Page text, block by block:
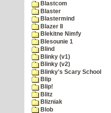
Blastcom
Blaster
Blastermind
Blazer II
Blekitne Nimfy
Blesounie 1
Blind
Blinky (v1)
Blinky (v2)
Blinky's Scary School
Blip
Blip!
Blitz
Blizniak
Blob